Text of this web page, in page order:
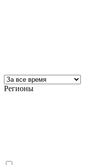
Регионы